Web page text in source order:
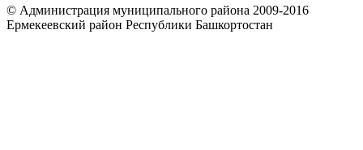
© Администрация муниципального района 2009-2016
Ермекеевский район Республики Башкортостан